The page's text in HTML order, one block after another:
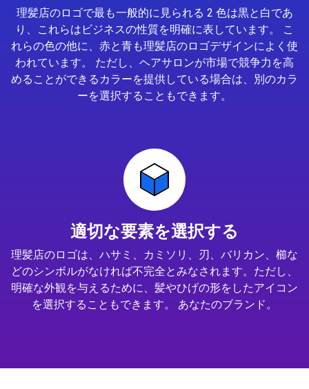
理髪店のロゴで最も一般的に見られる 2 色は黒と白であ
り、これらはビジネスの性質を明確に表しています。 こ
れらの色の他に、赤と青も理髪店のロゴデザインによく使
われています。 ただし、ヘアサロンが市場で競争力を高
めることができるカラーを提供している場合は、別のカラ
ーを選択することもできます。
適切な要素を選択する
理髪店のロゴは、ハサミ、カミソリ、刃、バリカン、櫛な
どのシンボルがなければ不完全とみなされます。ただし、
明確な外観を与えるために、髪やひげの形をしたアイコン
を選択することもできます。 あなたのブランド。